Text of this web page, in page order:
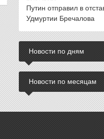
Путин отправил в
Удмуртии Бречалова
Новости по дням
Новости по месяцам